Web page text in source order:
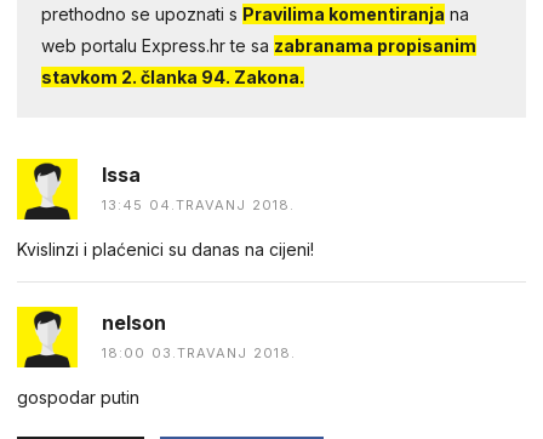
prethodno se upoznati s Pravilima komentiranja na
web portalu Express.hr te sa zabranama propisanim
stavkom 2. članka 94. Zakona.
Issa
13:45 04.TRAVANJ 2018.
Kvislinzi i plaćenici su danas na cijeni!
nelson
18:00 03.TRAVANJ 2018.
gospodar putin